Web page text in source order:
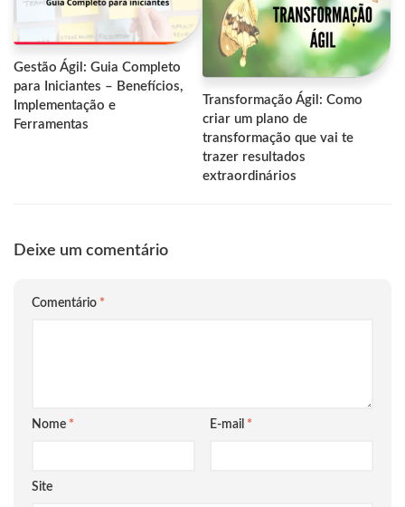
Gestão Ágil: Guia Completo
para Iniciantes – Benefícios,
Implementação e
Ferramentas
Transformação Ágil: Como
criar um plano de
transformação que vai te
trazer resultados
extraordinários
Deixe um comentário
Comentário *
Nome * E-mail *
Site